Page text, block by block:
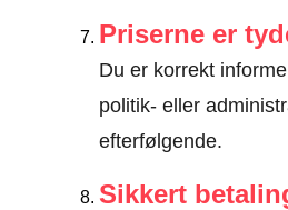
Priserne er
Du er korrekt
politik- eller
efterfølgende.
Sikkert